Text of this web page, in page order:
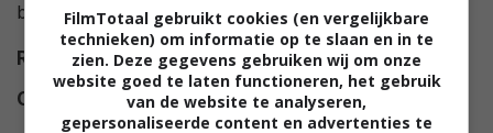
bedoeld als toevluchtsoord in geval van inbraak.
Regie David Fincher.
Cast
Ann Magnuson,Forest
Whitaker,Jodie Foster,Dwight
FilmTotaal gebruikt cookies (en vergelijkbare
technieken) om informatie op te slaan en in te
zien. Deze gegevens gebruiken wij om onze
website goed te laten functioneren, het gebruik
van de website te analyseren,
gepersonaliseerde content en advertenties te